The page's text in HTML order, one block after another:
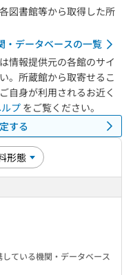
図書館等から取得した所
・データベースの一覧
情報提供元の各館のサイ
。所蔵館から取寄せるこ
自身が利用されるお近く
プ をご覧ください。
する
ている機関・データベース